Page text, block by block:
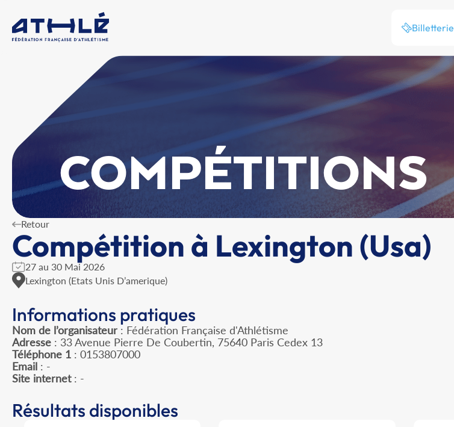
Billetterie
COMPÉTITIONS
Retour
Compétition à Lexington (Usa)
27 au 30 Mai 2026
Lexington (Etats Unis D’amerique)
Informations pratiques
Nom de l’organisateur : Fédération Française d'Athlétisme
Adresse : 33 Avenue Pierre De Coubertin, 75640 Paris Cedex 13
Téléphone 1 : 0153807000
Email : -
Site internet: -
Résultats disponibles